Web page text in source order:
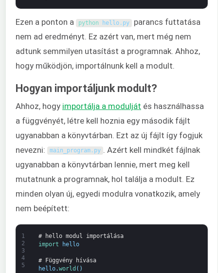
Ezen a ponton a python hello. py parancs futtatása
nem ad eredményt. Ez azért van, mert még nem
adtunk semmilyen utasítást a programnak. Ahhoz,
hogy működjön, importálnunk kell a modult.
Hogyan importáljunk modult?
Ahhoz, hogy importálja a modulját és használhassa
a függvényét, létre kell hoznia egy második fájlt
ugyanabban a könyvtárban. Ezt az új fájlt így fogjuk
nevezni:
main_program. py . Azért kell mindkét fájlnak
ugyanabban a könyvtárban lennie, mert meg kell
mutatnunk a programnak, hol találja a modult. Ez
minden olyan új, egyedi modulra vonatkozik, amely
nem beépített:
1
2
3
4
5
# hello modul importálása
import
hello
# Függvény hívása
hello.world ( )